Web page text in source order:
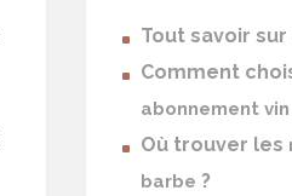
Tout savoir sur
Comment
abonnement vin
Où trouver les
barbe ?